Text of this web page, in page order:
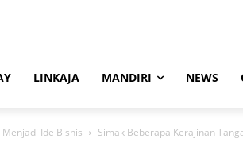
LINKAJA MANDIRI NEWS
Ide Bisnis
Simak Beberapa Kerajinan